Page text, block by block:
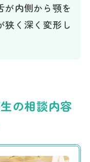
が内側から顎を
狭く深く変形し
の相談内容